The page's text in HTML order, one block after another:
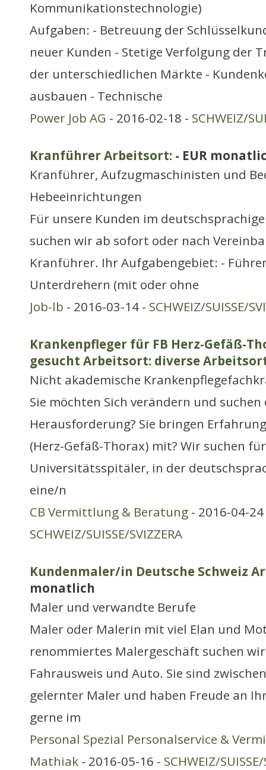
Kommunikationstechnologie)
Aufgaben: - Betreuung der
neuer Kunden - Stetige Verfolgung der
der unterschiedlichen Märkte -
ausbauen - Technische
Power Job AG - 2016-02-18 - SCHWEIZ/
Kranführer Arbeitsort: - EUR
Kranführer, Aufzugmaschinisten und
Hebeeinrichtungen
Für unsere Kunden im
suchen wir ab sofort oder nach
Kranführer. Ihr Aufgabengebiet: -
Unterdrehern (mit oder ohne
Job-lb - 2016-03-14 - SCHWEIZ/SUISSE/
Krankenpfleger für FB Herz-Gefäß-
gesucht Arbeitsort: diverse
Nicht akademische
Sie möchten Sich verändern und suchen
Herausforderung? Sie bringen
(Herz-Gefäß-Thorax) mit? Wir suchen
Universitätsspitäler, in der
eine/n
CB Vermittlung & Beratung - 2016-04-
SCHWEIZ/SUISSE/SVIZZERA
Kundenmaler/in Deutsche Schweiz
monatlich
Maler und verwandte Berufe
Maler oder Malerin mit viel Elan und
renommiertes Malergeschäft suchen
Fahrausweis und Auto. Sie sind
gelernter Maler und haben Freude an
gerne im
Personal Spezial Personalservice &
Mathiak - 2016-05-16 - SCHWEIZ/